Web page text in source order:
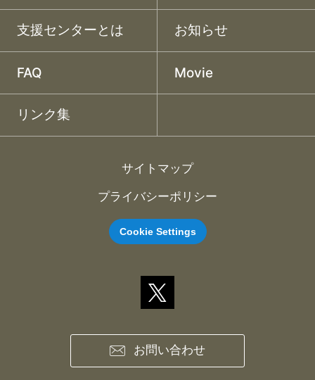
支援センターとは お知らせ
FAQ Movie
リンク集
サイトマップ
プライバシーポリシー
Cookie Settings
お問い合わせ